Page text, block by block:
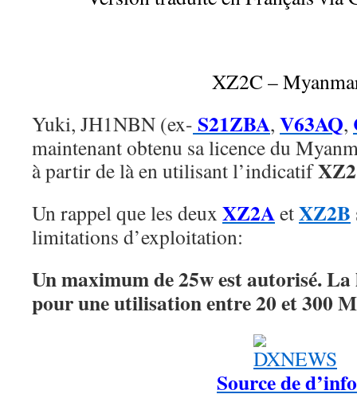
XZ2C –
Yuki, JH1NBN (ex- S21ZBA, V63AQ,
maintenant obtenu sa licence du
à partir de là en utilisant l’indicatif
Un rappel que les deux XZ2AetXZ2B
limitations d’exploitation:
Un maximum de 25w est autorisé. La
pour une utilisation entre 20 et 300
Source de d’info